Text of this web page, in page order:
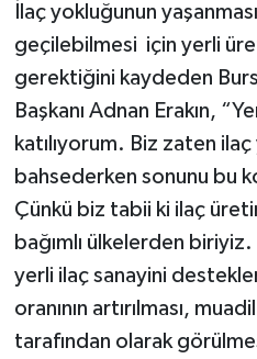
İlaç yokluğunun
geçilebilmesi için yerli
gerektiğini kaydeden
Başkanı Adnan Erakın,
katılıyorum. Biz zaten
bahsederken sonunu bu
Çünkü biz tabii ki ilaç
bağımlı ülkelerden
yerli ilaç sanayini
oranının artırılması,
tarafından olarak